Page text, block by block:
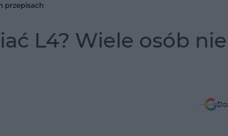
przepisach
L4? Wiele osób